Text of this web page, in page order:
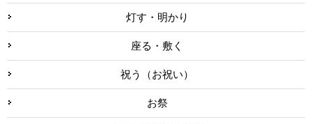
灯す・明かり
座る・敷く
祝う（お祝い）
お祭